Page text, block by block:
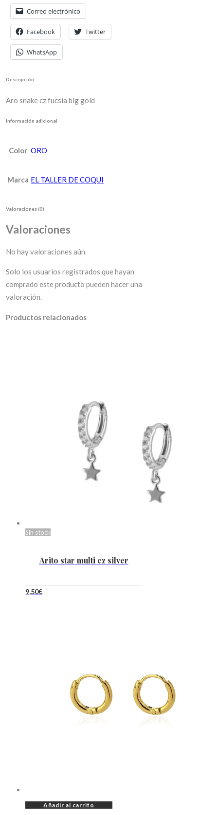
Correo electrónico
Facebook Twitter
WhatsApp
Descripción
Aro snake cz fucsia big gold
Información adicional
Color ORO
Marca EL TALLER DE COQUI
Valoraciones (0)
Valoraciones
No hay valoraciones aún.
Solo los usuarios registrados que hayan
comprado este producto pueden hacer una
valoración.
Productos relacionados
Sin stock
Arito star multi cz silver
9,50€
Añadir al carrito